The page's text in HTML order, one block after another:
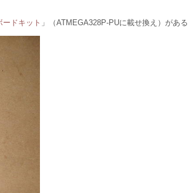
ドキット 」（ATMEGA328P-PUに載せ換え）がある